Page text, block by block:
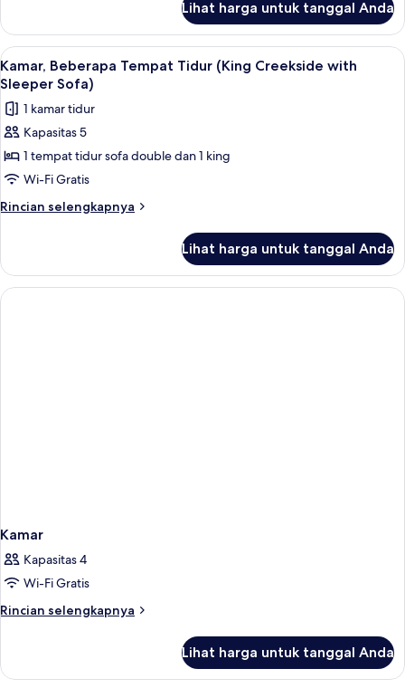
Kamar,
Tempat
Tidur
Queen
Lihat harga untuk tanggal Anda
Lihat
semua
foto
untuk
Kamar,
Beberapa
Tempat
Tidur
with
Sleeper
Sofa)
Kamar, Beberapa Tempat Tidur
10
Kamar, Beberapa Tempat Tidur (King Creekside with
Sleeper Sofa)
1 kamar tidur
Kapasitas 5
1 tempat tidur sofa double dan 1 king
Wi-Fi Gratis
Rincian selengkapnya
Rincian
Kamar,
Beberapa
Tempat
Lihat harga untuk tanggal Anda
Kamar
Kapasitas 4
Wi-Fi Gratis
Rincian selengkapnya
Rincian
Kamar
Lihat harga untuk tanggal Anda